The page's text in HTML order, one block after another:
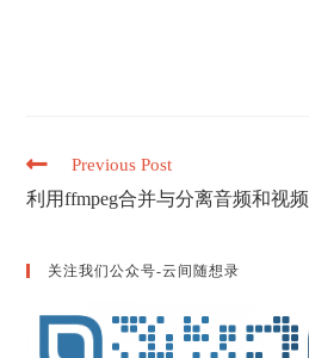
Read
more
articles
Previous Post
利用ffmpeg合并与分离音频和视频
关注我们公众号-云间随想录